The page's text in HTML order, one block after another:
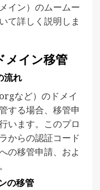
イン）のムームー
て詳しく説明しま
メイン移管
流れ
など）のドメイ
する場合、移管申
います。このプロ
からの認証コード
の移管申請、およ
の移管